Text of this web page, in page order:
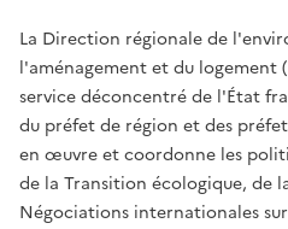
La Direction régionale de
l'aménagement et du logement
service déconcentré de l'État
du préfet de région et des
en œuvre et coordonne les
de la Transition écologique, de
Négociations internationales